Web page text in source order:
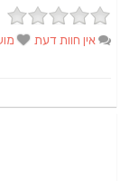
אין חוות דעת